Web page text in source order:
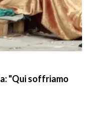
"Qui soffriamo